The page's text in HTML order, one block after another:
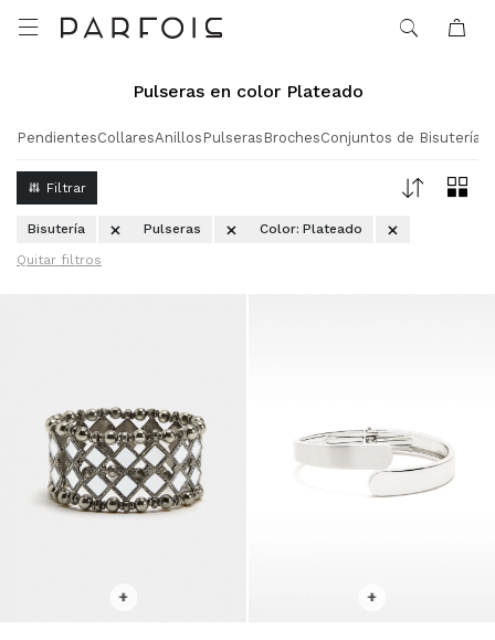

Pulseras en color Plateado
PendientesCollaresAnillos Pulseras BrochesConjuntos de Bisutería
Bisutería Pulseras Color: Plateado
Quitar filtros
+ +